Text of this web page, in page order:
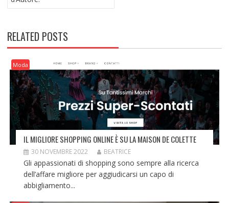
RELATED POSTS
Moda
IL MIGLIORE SHOPPING ONLINE È SU LA MAISON DE COLETTE
30 NOVEMBRE 2022 BEATRICE
Gli appassionati di shopping sono sempre alla ricerca
dell’affare migliore per aggiudicarsi un capo di
abbigliamento...